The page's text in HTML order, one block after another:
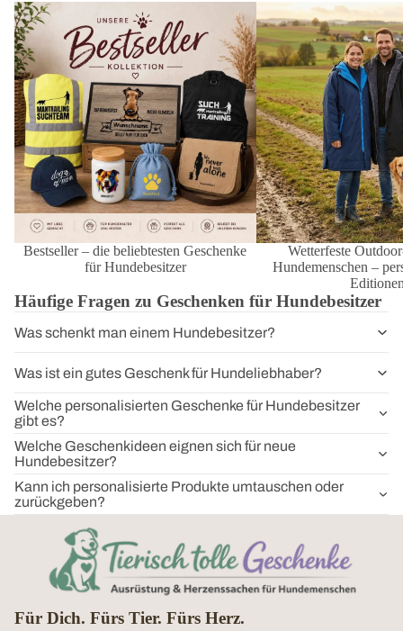
Bestseller – die beliebtesten Geschenke
für Hundebesitzer
Bestseller – die beliebtesten Geschenke
für Hundebesitzer
Wetterfeste Outdoor-
Hundemenschen –
Editionen
Wetterfeste
Hundemenschen –
Häufige Fragen zu Geschenken für Hundebesitzer
Was schenkt man einem Hundebesitzer?
Was ist ein gutes Geschenk für Hundeliebhaber?
Welche personalisierten Geschenke für Hundebesitzer
gibt es?
Welche Geschenkideen eignen sich für neue
Hundebesitzer?
Kann ich personalisierte Produkte umtauschen oder
zurückgeben?
Für Dich. Fürs Tier. Fürs Herz.